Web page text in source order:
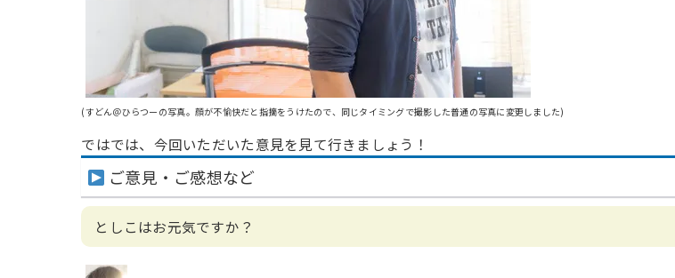
(すどん＠ひらつーの写真。顔が不愉快だと指摘をうけたので、同じタイミングで撮影した普通の写真に変更しました)
ではでは、今回いただいた意見を見て行きましょう！
ご意見・ご感想など
としこはお元気ですか？